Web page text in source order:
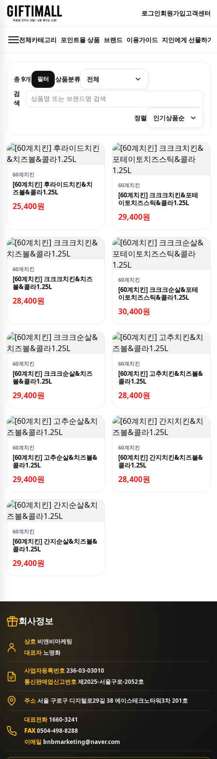
로그인회원가입고객센터
전체카테고리 포인트몰 상품 브랜드 이용가이드 지인에게 선물하기
총9개 필터
상품분류
검
색
정렬
60계치킨
[60계치킨] 후라이드치킨&치
즈볼&콜라1.25L
25,400원
60계치킨
[60계치킨] 크크크치킨&포테
이토치즈스틱&콜라1.25L
29,400원
60계치킨
[60계치킨] 크크크치킨&치즈
볼&콜라1.25L
28,400원
60계치킨
[60계치킨] 크크크순살&포테
이토치즈스틱&콜라1.25L
30,400원
60계치킨
[60계치킨] 크크크순살&치즈
볼&콜라1.25L
29,400원
60계치킨
[60계치킨] 고추치킨&치즈볼&
콜라1.25L
28,400원
60계치킨
[60계치킨] 고추순살&치즈볼&
콜라1.25L
29,400원
60계치킨
[60계치킨] 간지치킨&치즈볼&
콜라1.25L
28,400원
60계치킨
[60계치킨] 간지순살&치즈볼&
콜라1.25L
29,400원
회사정보
상호 비앤비마케팅
대표자노명화
사업자등록번호236-03-03010
통신판매업신고번호제2025-서울구로-2052호
주소서울 구로구 디지털로29길 38 에이스테크노타워3차 201호
대표전화1660-3241
FAX0504-498-8288
이메일 bnbmarketing@naver.com